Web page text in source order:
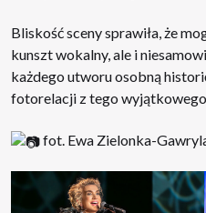
Bliskość sceny sprawiła, że
kunszt wokalny, ale i
każdego utworu osobną
fotorelacji z tego
fot. Ewa Zielonka-